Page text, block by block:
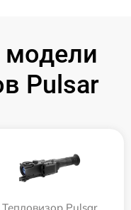
Pulsar